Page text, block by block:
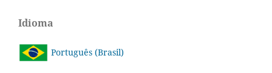
Idioma
Português (Brasil)